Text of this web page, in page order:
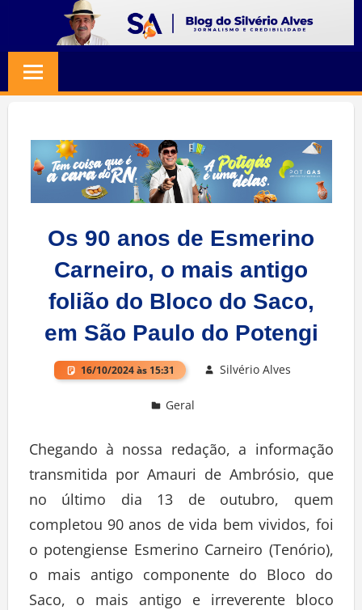
content
SILVERIO
ALVES
Jornalismo
Credibilidade
Os 90 anos de Esmerino
Carneiro, o mais antigo
folião do Bloco do Saco,
em São Paulo do Potengi
16/10/2024 às 15:31 Silvério Alves
Geral
Chegando à nossa redação, a informação
transmitida por Amauri de Ambrósio, que
no último dia 13 de outubro, quem
completou 90 anos de vida bem vividos, foi
o potengiense Esmerino Carneiro (Tenório),
o mais antigo componente do Bloco do
Saco, o mais antigo e irreverente bloco